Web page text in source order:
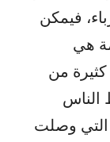
فيمكن
هي
من
الناس
التي وصلت